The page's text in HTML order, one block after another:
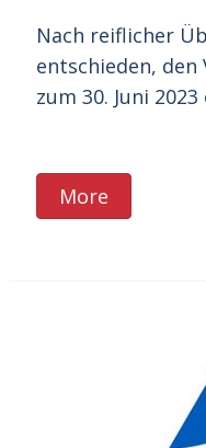
Nach reiflicher
entschieden, den
zum 30. Juni
More